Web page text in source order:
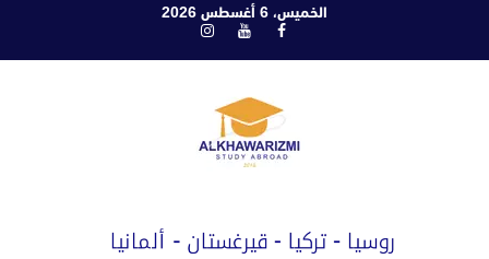
الخميس، 6 أغسطس 2026
فيسبوكيوتيوبانستغرام